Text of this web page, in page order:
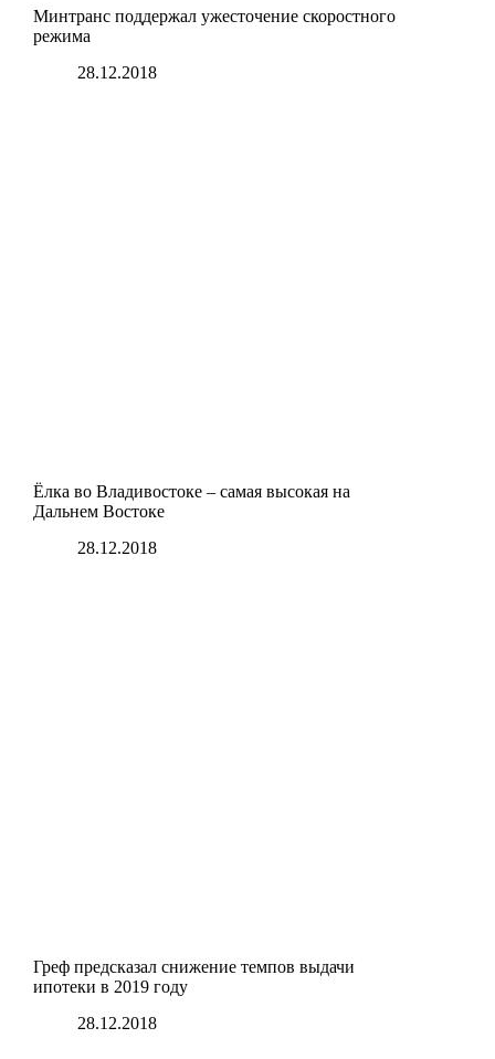
Минтранс поддержал ужесточение скоростного
режима
28.12.2018
Ёлка во Владивостоке – самая высокая на
Дальнем Востоке
28.12.2018
Греф предсказал снижение темпов выдачи
ипотеки в 2019 году
28.12.2018